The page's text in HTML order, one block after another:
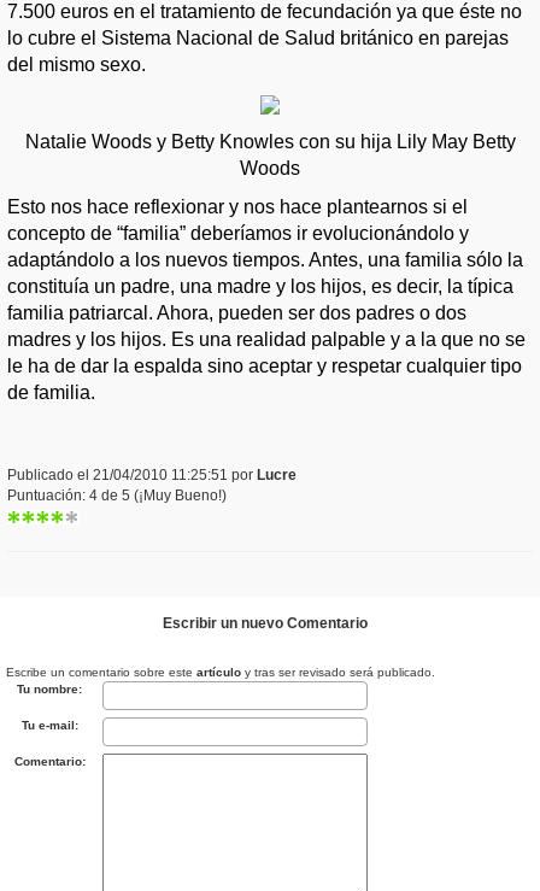
7.500 euros en el tratamiento de fecundación ya que éste no
lo cubre el Sistema Nacional de Salud británico en parejas
del mismo sexo.
Natalie Woods y Betty Knowles con su hija Lily May Betty
Woods
Esto nos hace reflexionar y nos hace plantearnos si el
concepto de “familia” deberíamos ir evolucionándolo y
adaptándolo a los nuevos tiempos. Antes, una familia sólo la
constituía un padre, una madre y los hijos, es decir, la típica
familia patriarcal. Ahora, pueden ser dos padres o dos
madres y los hijos. Es una realidad palpable y a la que no se
le ha de dar la espalda sino aceptar y respetar cualquier tipo
de familia.
Publicado el 21/04/2010 11:25:51 por Lucre
Puntuación: 4 de 5 (¡Muy Bueno!)
Escribir un nuevo Comentario
Escribe un comentario sobre este artículo y tras ser revisado será publicado.
Tu nombre:
Tu e-mail:
Comentario: